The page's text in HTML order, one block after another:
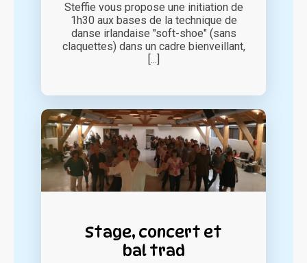
Steffie vous propose une initiation de
1h30 aux bases de la technique de
danse irlandaise "soft-shoe" (sans
claquettes) dans un cadre bienveillant,
[...]
Stage, concert et
bal trad